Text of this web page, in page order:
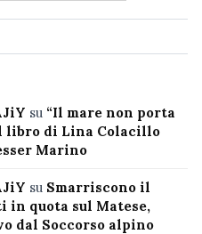
su “Il mare non porta
libro di Lina Colacillo
Marino
su Smarriscono il
in quota sul Matese,
dal Soccorso alpino